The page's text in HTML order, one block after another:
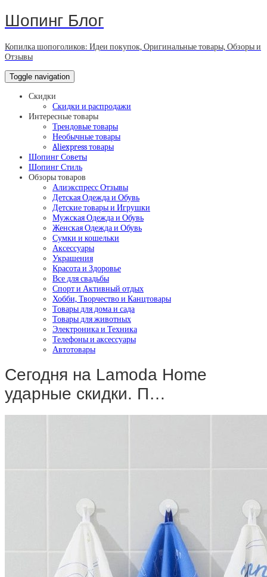
Шопинг Блог
Копилка шопоголиков: Идеи покупок, Оригинальные товары, Обзоры и
Отзывы
Toggle navigation
Скидки
Скидки и распродажи
Интересные товары
Трендовые товары
Необычные товары
Aliexpress товары
Шопинг Советы
Шопинг Стиль
Обзоры товаров
Алиэкспресс Отзывы
Детская Одежда и Обувь
Детские товары и Игрушки
Мужская Одежда и Обувь
Женская Одежда и Обувь
Сумки и кошельки
Аксессуары
Украшения
Красота и Здоровье
Все для свадьбы
Спорт и Активный отдых
Хобби, Творчество и Канцтовары
Товары для дома и сада
Товары для животных
Электроника и Техника
Телефоны и аксессуары
Автотовары
Сегодня на Lamoda Home
ударные скидки. П…